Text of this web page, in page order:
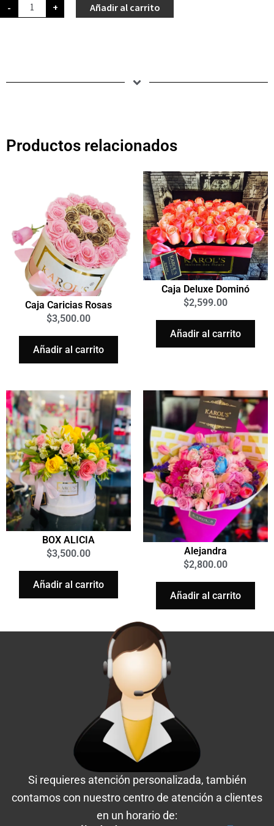
- + Añadir al carrito
Productos relacionados
Caja Caricias Rosas
$3,500.00
Añadir al carrito
Caja Deluxe Dominó
$2,599.00
Añadir al carrito
BOX ALICIA
$3,500.00
Añadir al carrito
Alejandra
$2,800.00
Añadir al carrito
Si requieres atención personalizada, también
contamos con nuestro centro de atención a clientes
en un horario de: